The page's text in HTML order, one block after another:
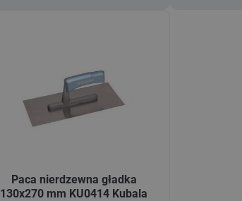
Paca nierdzewna gładka
130x270 mm KU0414 Kubala